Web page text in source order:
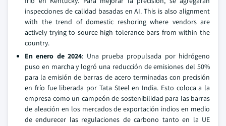
inspecciones de calidad basadas en AI. This is also alignment
with the trend of domestic reshoring where vendors are
actively trying to source high tolerance bars from within the
country.
En enero de 2024: Una prueba propulsada por hidrógeno
puso en marcha y logró una reducción de emisiones del 50%
para la emisión de barras de acero terminadas con precisión
en frío fue liberada por Tata Steel en India. Esto coloca a la
empresa como un campeón de sostenibilidad para las barras
de aleación en los mercados de exportación indios en medio
de endurecer las regulaciones de carbono tanto en la UE